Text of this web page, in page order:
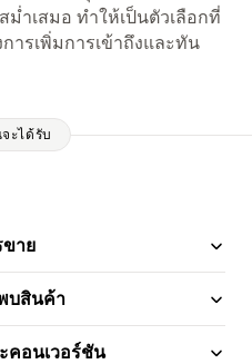
ม่ำเสมอ ทำให้เป็นตัวเลือกที่
ารเพิ่มการเข้าถึงและทัน
ะได้รับ
ขาย
บสินค้า
คอนเวอร์ชัน